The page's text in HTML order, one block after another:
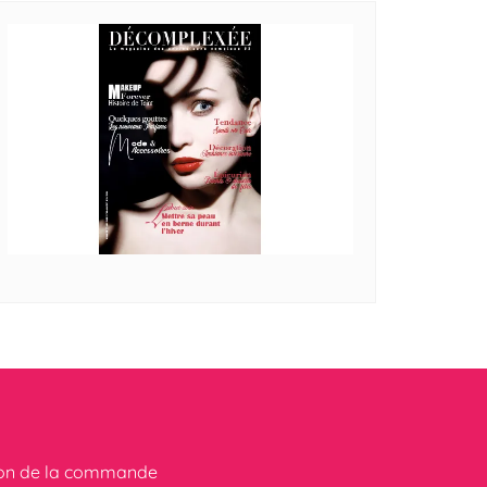
de la commande